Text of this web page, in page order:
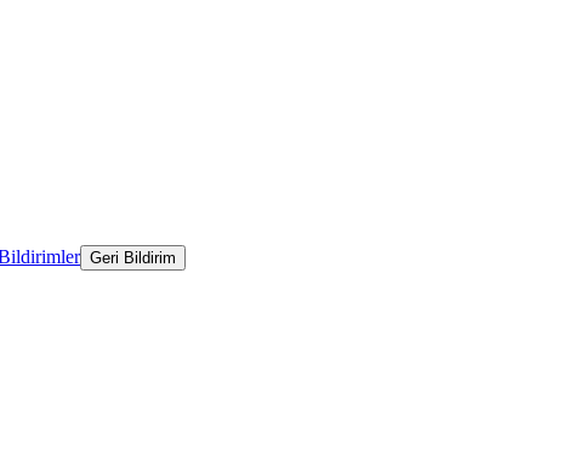
Geri Bildirim